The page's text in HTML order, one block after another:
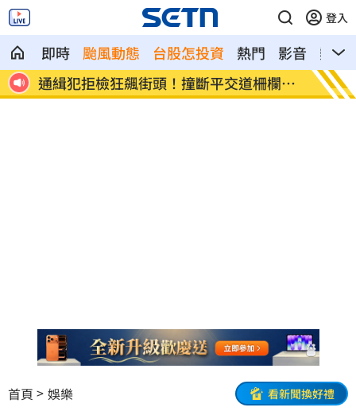
登入
即時 颱風動態 台股怎投資 熱門 影音
熱搜
婚
通緝犯拒檢狂飆街頭！撞斷平交道柵欄逃
亡
誰在
光
首頁 娛樂 看新聞換好禮